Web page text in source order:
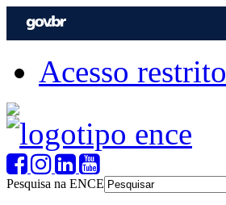
Acesso restrito
Pesquisa na ENCE